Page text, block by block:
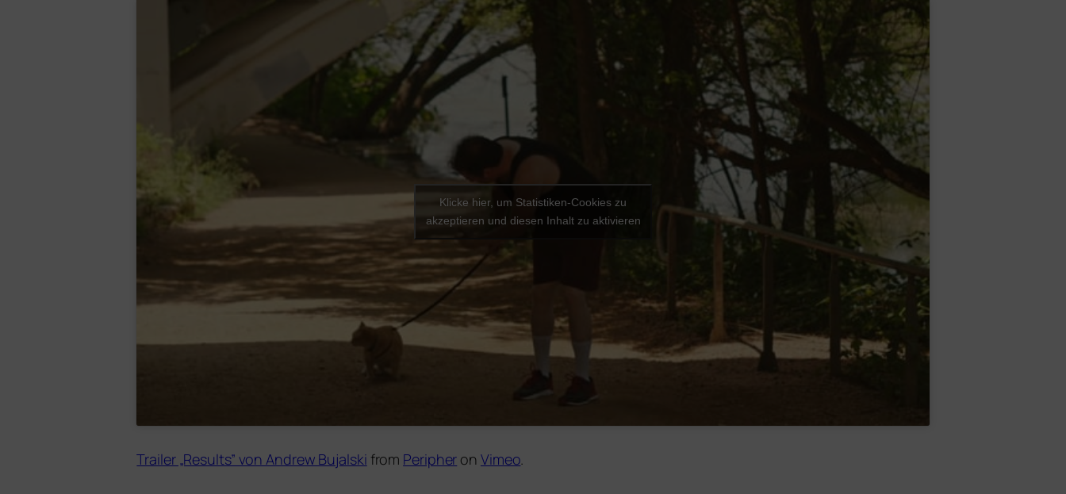
Klicke hier, um Statistiken-Cookies zu
akzeptieren und diesen Inhalt zu aktivieren
Trailer „Results” von Andrew Bujalski from Peripher on Vimeo